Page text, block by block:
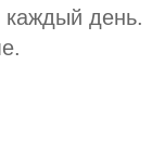
каждый день.